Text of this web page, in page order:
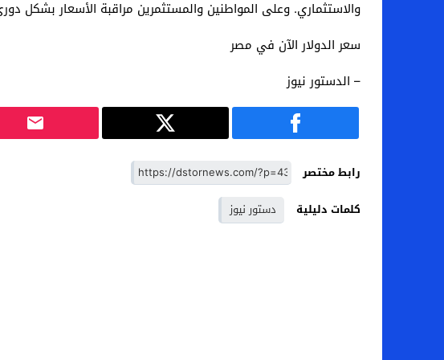
والاستثماري. وعلى المواطنين والمستثمرين مراقبة الأسعار بشكل
سعر الدولار الآن في مصر
– الدستور نيوز
رابط مختصر
كلمات دليلية
دستور نيوز